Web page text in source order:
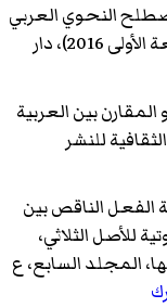
(2016). "أثر المصطلح النحوي العربي
في المصطلح النحوي العبري" (الطبعة الأولى 2016)، دار
"في النحو المقارن بين العربية
2002)، الدار الثقافية للنشر
ملخص بنية الفعل الناقص بين
للأصل الثلاثي،
المجلد السابع، ع